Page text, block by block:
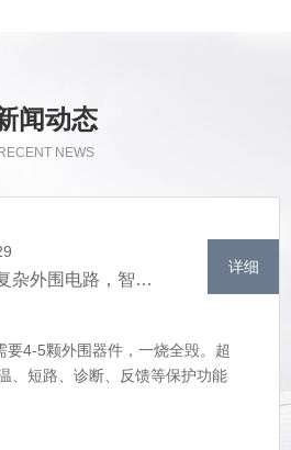
闻动态
RECENT NEWS
超级PMOS｜告别复杂外围电路，智能保护一芯集成
详细
要4-5颗外围器件，一烧全毁。超
、短路、诊断、反馈等保护功能